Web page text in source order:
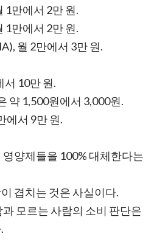
1만에서 2만 원.
1만에서 2만 원.
월 2만에서 3만 원.
서 10만 원.
약 1,500원에서 3,000원.
에서 9만 원.
양제들을 100% 대체한다는
겹치는 것은 사실이다.
모르는 사람의 소비 판단은